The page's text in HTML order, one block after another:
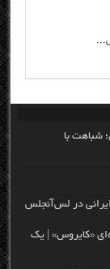
شباهت با
ایرانی در لس‌آنجلس
«کایروس» | یک